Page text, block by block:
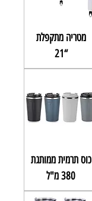
מטריה מתקפלת
“21
כוס תרמית ממותגת
380 מ"ל